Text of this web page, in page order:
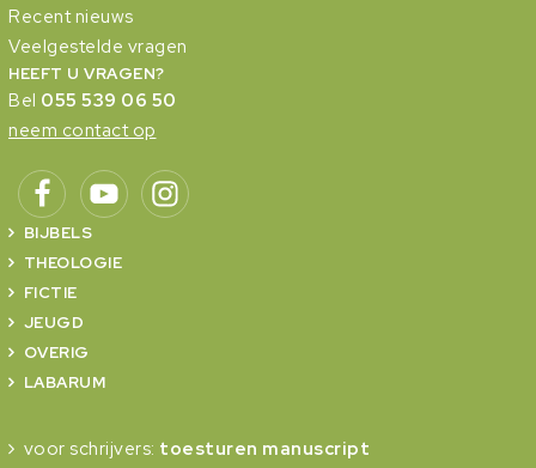
Recent nieuws
Veelgestelde vragen
HEEFT U VRAGEN?
Bel 055 539 06 50
neem contact op
BIJBELS
THEOLOGIE
FICTIE
JEUGD
OVERIG
LABARUM
voor schrijvers: toesturen manuscript